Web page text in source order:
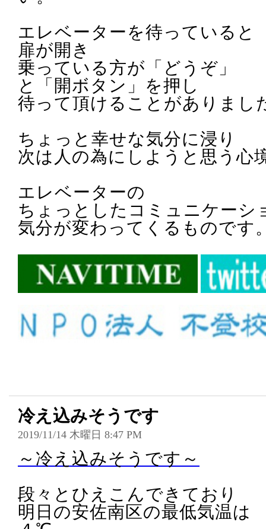
エレベーターを待っていると
扉が開き
乗っている方が「どうぞ」
と「開ボタン」を押し
待って頂けることがありまし
ちょっと幸せな気分に浸り
次は人の為にしようと思う心
エレベーターの
ちょっとしたコミュニケーシ
気分が変わってくるものです
冷え込みそうです
2019/11/14 木曜日 8:47 PM
～冷え込みそうです～
段々とひえこんできており
明日の安佐南区の最低気温は